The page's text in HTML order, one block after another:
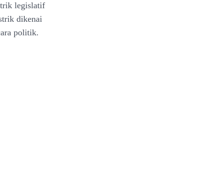
legislatif
dikenai
politik.